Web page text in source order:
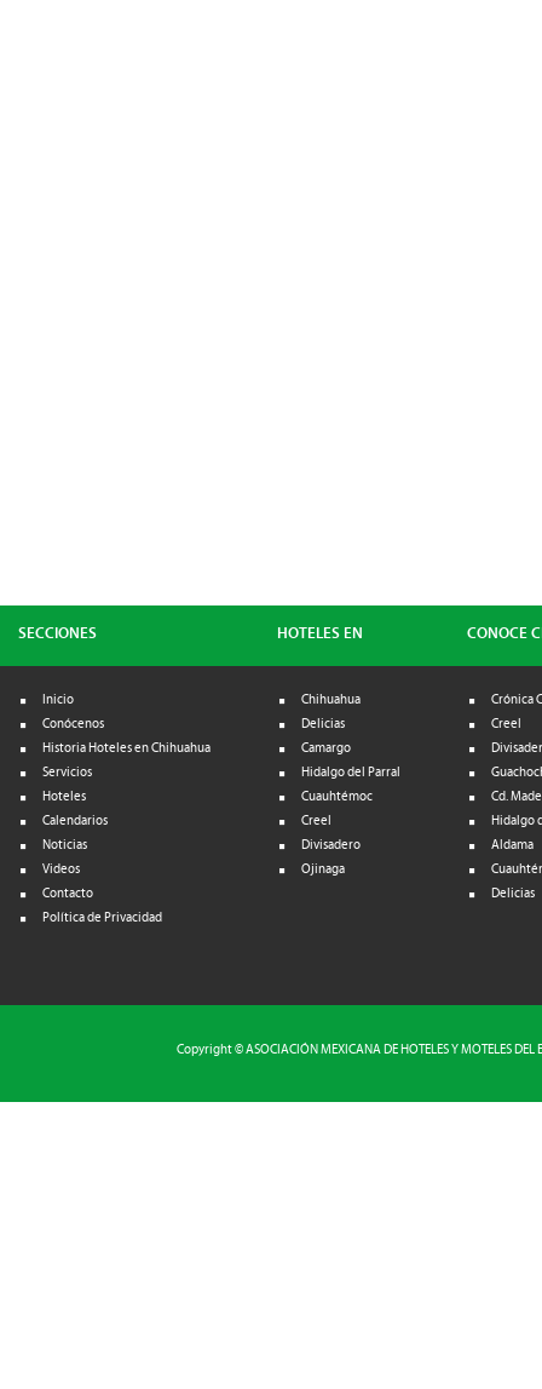
SECCIONES
Inicio
Conócenos
Historia Hoteles en Chihuahua
Servicios
Hoteles
Calendarios
Noticias
Videos
Contacto
Política de Privacidad
HOTELES EN
Chihuahua
Delicias
Camargo
Hidalgo del Parral
Cuauhtémoc
Creel
Divisadero
Ojinaga
CONOCE
Crónica
Creel
Cd.
Hidalgo
Aldama
Delicias
Copyright © ASOCIACIÓN MEXICANA DE HOTELES Y MOTELES